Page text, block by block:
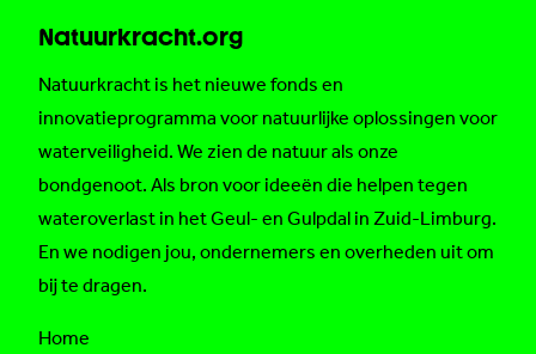
Natuurkracht.org
Natuurkracht is het nieuwe fonds en
innovatieprogramma voor natuurlijke oplossingen voor
waterveiligheid. We zien de natuur als onze
bondgenoot. Als bron voor ideeën die helpen tegen
wateroverlast in het Geul- en Gulpdal in Zuid-Limburg.
En we nodigen jou, ondernemers en overheden uit om
bij te dragen.
Home